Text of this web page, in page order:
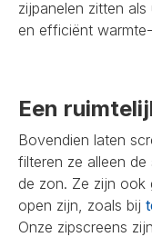
zijpanelen zitten
en efficiënt
Een
Bovendien laten
filteren ze alleen
de zon. Ze zijn ook
open zijn, zoals bij
Onze zipscreens